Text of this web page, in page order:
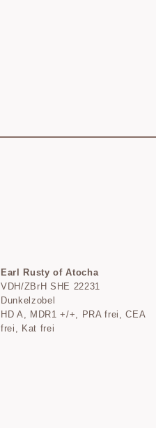
Earl Rusty of Atocha
VDH/ZBrH SHE 22231
Dunkelzobel
HD A, MDR1 +/+, PRA frei, CEA
frei, Kat frei